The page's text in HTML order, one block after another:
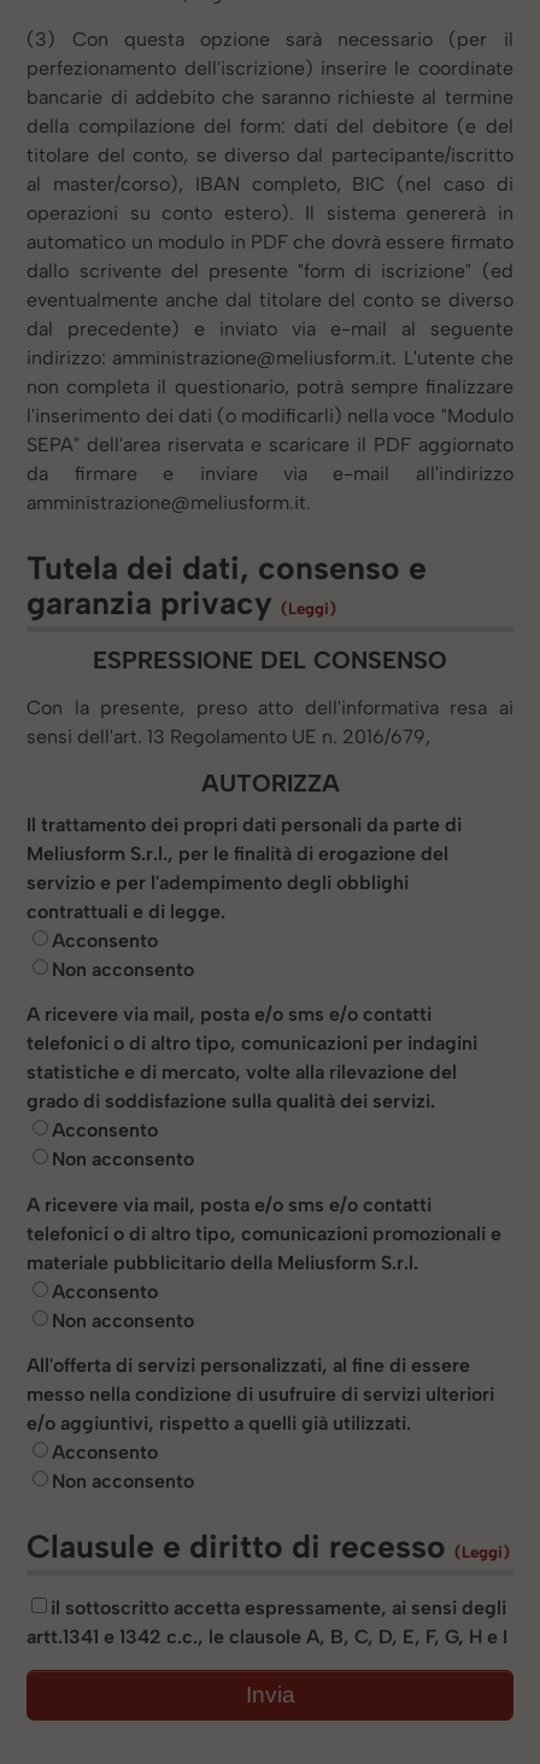
(3) Con questa opzione sarà necessario (per il
perfezionamento dell'iscrizione) inserire le coordinate
bancarie di addebito che saranno richieste al termine
della compilazione del form: dati del debitore (e del
titolare del conto, se diverso dal partecipante/iscritto
al master/corso), IBAN completo, BIC (nel caso di
operazioni su conto estero). Il sistema genererà in
automatico un modulo in PDF che dovrà essere firmato
dallo scrivente del presente "form di iscrizione" (ed
eventualmente anche dal titolare del conto se diverso
dal precedente) e inviato via e-mail al seguente
indirizzo: amministrazione@meliusform.it. L'utente che
non completa il questionario, potrà sempre finalizzare
l'inserimento dei dati (o modificarli) nella voce "Modulo
SEPA" dell'area riservata e scaricare il PDF aggiornato
da firmare e inviare via e-mail all'indirizzo
amministrazione@meliusform.it.
Tutela dei dati, consenso e
garanzia privacy(Leggi)
ESPRESSIONE DEL CONSENSO
Con la presente, preso atto dell'informativa resa ai
sensi dell'art. 13 Regolamento UE n. 2016/679,
AUTORIZZA
Il trattamento dei propri dati personali da parte di
Meliusform S.r.l., per le finalità di erogazione del
servizio e per l'adempimento degli obblighi
contrattuali e di legge.
Acconsento
Non acconsento
A ricevere via mail, posta e/o sms e/o contatti
telefonici o di altro tipo, comunicazioni per indagini
statistiche e di mercato, volte alla rilevazione del
grado di soddisfazione sulla qualità dei servizi.
Acconsento
Non acconsento
A ricevere via mail, posta e/o sms e/o contatti
telefonici o di altro tipo, comunicazioni promozionali e
materiale pubblicitario della Meliusform S.r.l.
Acconsento
Non acconsento
All'offerta di servizi personalizzati, al fine di essere
messo nella condizione di usufruire di servizi ulteriori
e/o aggiuntivi, rispetto a quelli già utilizzati.
Acconsento
Non acconsento
Clausule e diritto di recesso(Leggi)
il sottoscritto accetta espressamente, ai sensi degli
artt.1341 e 1342 c.c., le clausoleA, B, C, D, E, F, G, H e I